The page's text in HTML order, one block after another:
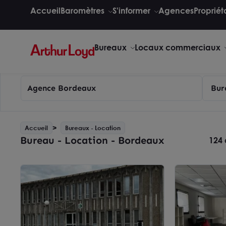
AccueilBaromètres S'informer Agences
Bureaux Locaux commerciaux
Agence Bordeaux
Accueil Bureaux - Location
Bureau - Location - Bordeaux 124